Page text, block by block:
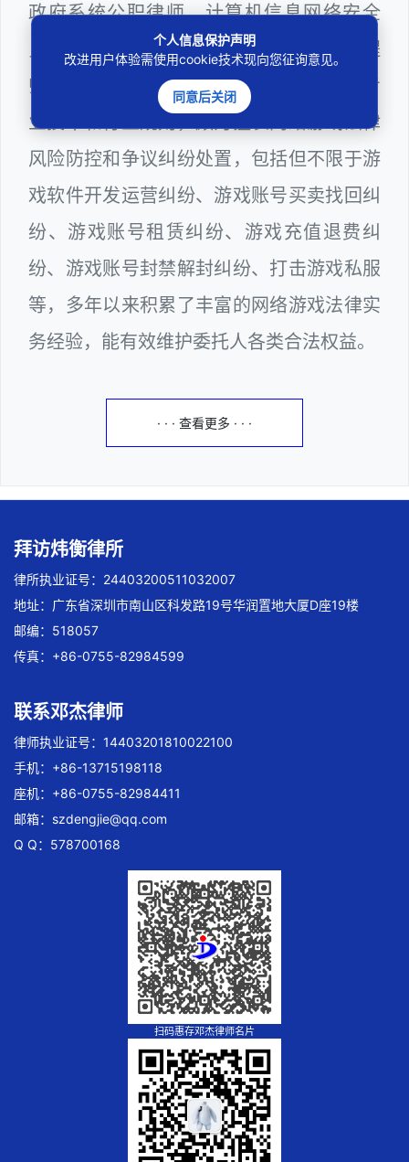
政府系统公职律师、计算机信息网络安全
员、WEB前端开发和WEB服务器维护工程
师多年，十分熟悉网络游戏领域涉及到的专
业技术和行业规则，颇为擅长网络游戏法律
风险防控和争议纠纷处置，包括但不限于游
戏软件开发运营纠纷、游戏账号买卖找回纠
纷、游戏账号租赁纠纷、游戏充值退费纠
纷、游戏账号封禁解封纠纷、打击游戏私服
等，多年以来积累了丰富的网络游戏法律实
务经验，能有效维护委托人各类合法权益。
· · · 查看更多 · · ·
拜访炜衡律所
律所执业证号：24403200511032007
地址：广东省深圳市南山区科发路19号华润置地大厦D座19楼
邮编：518057
传真：+86-0755-82984599
联系邓杰律师
律师执业证号：14403201810022100
手机：+86-13715198118
座机：+86-0755-82984411
邮箱： szdengjie@qq.com
Q Q：578700168
扫码惠存邓杰律师名片
个人信息保护声明
改进用户体验需使用cookie技术现向您征询意见。
同意后关闭